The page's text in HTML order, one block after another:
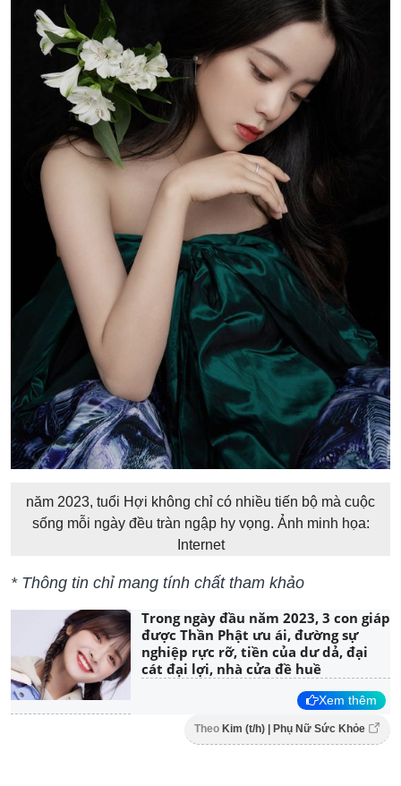
năm 2023, tuổi Hợi không chỉ có nhiều tiến bộ mà cuộc
sống mỗi ngày đều tràn ngập hy vọng. Ảnh minh họa:
Internet
* Thông tin chỉ mang tính chất tham khảo
Trong ngày đầu năm 2023, 3 con giáp
được Thần Phật ưu ái, đường sự
nghiệp rực rỡ, tiền của dư dả, đại
cát đại lợi, nhà cửa đề huề
Xem thêm
Theo Kim (t/h) | Phụ Nữ Sức Khỏe